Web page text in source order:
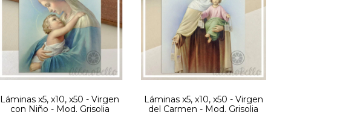
Láminas x5, x10, x50 - Virgen
con Niño - Mod. Grisolia
Láminas x5, x10, x50 - Virgen
del Carmen - Mod. Grisolia